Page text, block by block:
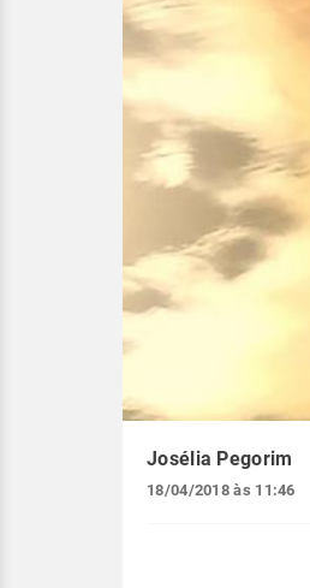
Josélia Pegorim
18/04/2018 às 11:46